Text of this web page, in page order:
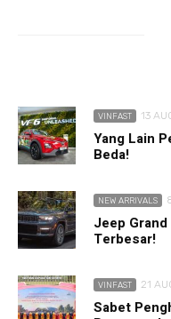
VINFAST 13
Yang Lain
Beda!
NEW ARRIVALS
Jeep
Terbesar!
VINFAST 21
Sabet